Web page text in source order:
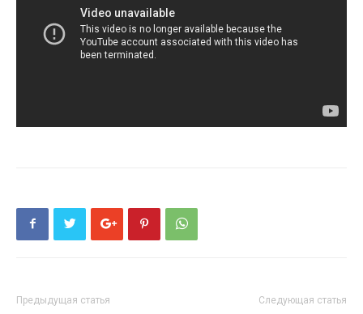
Предыдущая статья Следующая статья